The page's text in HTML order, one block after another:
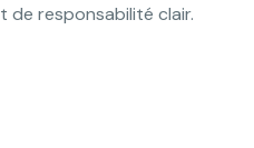
de responsabilité clair.